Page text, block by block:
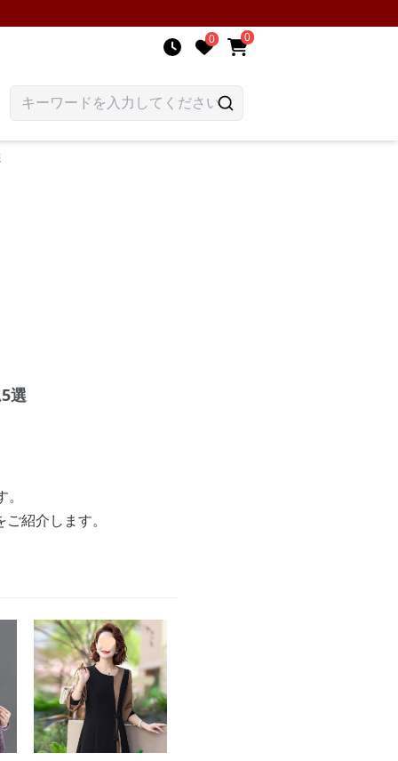
0 0
選
紹介します。